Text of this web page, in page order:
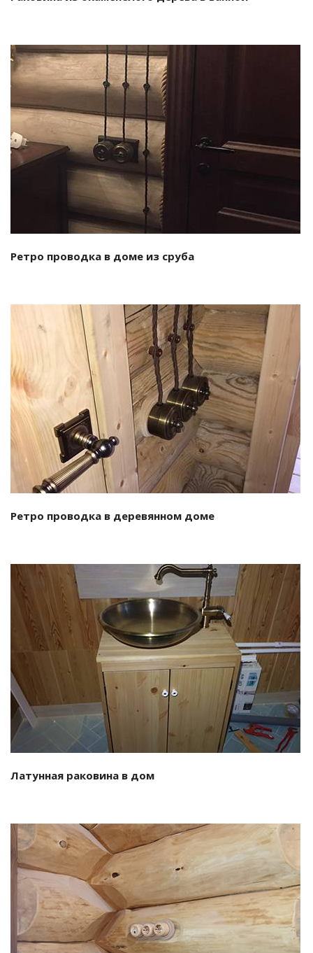
Смотреть проект
Ретро проводка в доме из сруба
Смотреть проект
Ретро проводка в деревянном доме
Смотреть проект
Латунная раковина в дом
Смотреть проект